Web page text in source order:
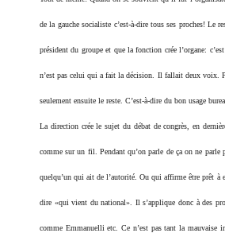
de la gauche socialiste c’est-à-dire tous ses proches! Le
président du groupe et que la fonction crée l’organe:
n’est pas celui qui a fait la décision. Il fallait deux voix.
seulement ensuite le reste. C’est-à-dire du bon usage
La direction crée le sujet du débat de congrès, en
comme sur un fil. Pendant qu’on parle de ça on ne parle
quelqu’un qui ait de l’autorité. Ou qui affirme être prêt à
dire «qui vient du national». Il s’applique donc à des
comme Emmanuelli etc. Ce n’est pas tant la mauvaise